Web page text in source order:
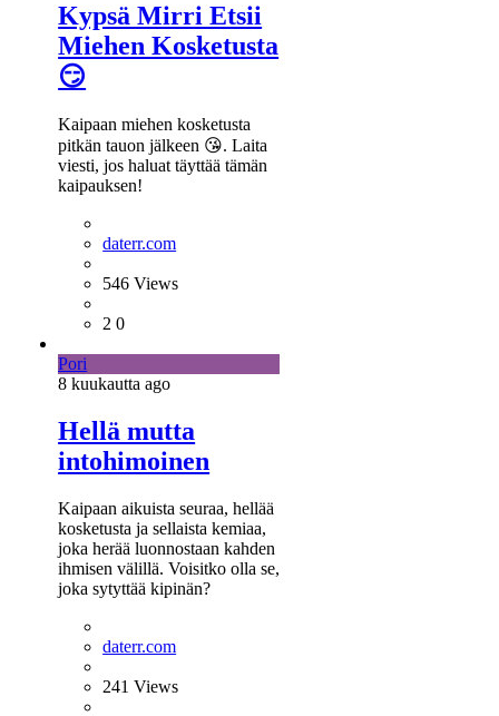
Kypsä Mirri Etsii
Miehen Kosketusta
😏
Kaipaan miehen kosketusta
pitkän tauon jälkeen 😘. Laita
viesti, jos haluat täyttää tämän
kaipauksen!
daterr.com
546Views
2 0
Pori
8 kuukauttaago
Hellä mutta
intohimoinen
Kaipaan aikuista seuraa, hellää
kosketusta ja sellaista kemiaa,
joka herää luonnostaan kahden
ihmisen välillä. Voisitko olla se,
joka sytyttää kipinän?
daterr.com
241Views